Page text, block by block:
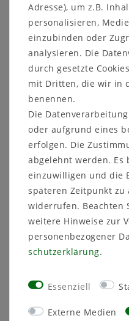
Sicher
einkaufen
Weitere Details
Technisches
Wert
Art.-ID
Hersteller
Adresse), um z.B.
personalisieren,
einzubinden oder
analysieren. Die
durch gesetzte
mit Dritten, die wir in
benennen.
Die
oder aufgrund eines
erfolgen. Die
abgelehnt werden. Es
einzuwilligen und die
späteren Zeitpunkt zu
widerrufen. Beachten
weitere Hinweise zur
personenbezogener
schutz­erklärung.
Essenziell
Externe Medien